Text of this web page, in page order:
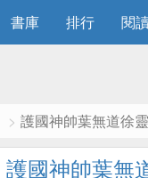
書庫 排行 閱
護國神帥葉無道徐
護國神帥葉無